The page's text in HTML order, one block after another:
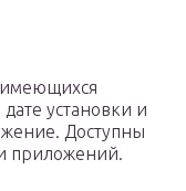
имеющихся
установки и
Доступны
приложений.